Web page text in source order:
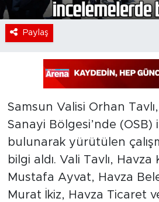
Paylaş
Samsun Valisi Orhan
Sanayi Bölgesi’nde (OSB)
bulunarak yürütülen
bilgi aldı. Vali Tavlı, Havza
Mustafa Ayvat, Havza
Murat İkiz, Havza Ticaret